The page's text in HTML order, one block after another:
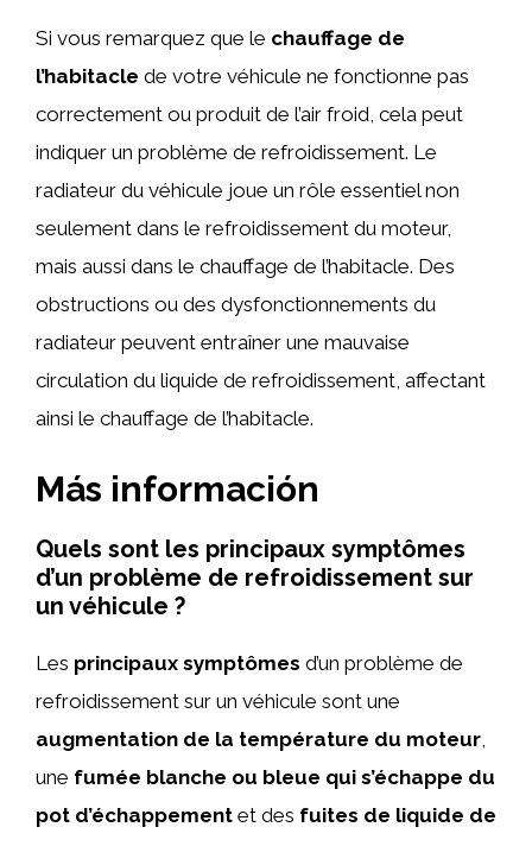
Si vous remarquez que le chauffage de
l’habitacle de votre véhicule ne fonctionne pas
correctement ou produit de l’air froid, cela peut
indiquer un problème de refroidissement. Le
radiateur du véhicule joue un rôle essentiel non
seulement dans le refroidissement du moteur,
mais aussi dans le chauffage de l’habitacle. Des
obstructions ou des dysfonctionnements du
radiateur peuvent entraîner une mauvaise
circulation du liquide de refroidissement, affectant
ainsi le chauffage de l’habitacle.
Más información
Quels sont les principaux symptômes
d’un problème de refroidissement sur
un véhicule ?
Les principaux symptômes d’un problème de
refroidissement sur un véhicule sont une
augmentation de la température du moteur
une fumée blanche ou bleue qui s’échappe du
pot d’échappement et des fuites de liquide de